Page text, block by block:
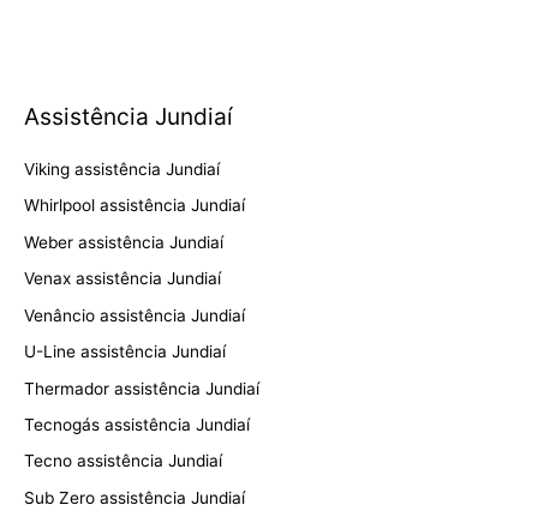
Assistência Jundiaí
Viking assistência Jundiaí
Whirlpool assistência Jundiaí
Weber assistência Jundiaí
Venax assistência Jundiaí
Venâncio assistência Jundiaí
U-Line assistência Jundiaí
Thermador assistência Jundiaí
Tecnogás assistência Jundiaí
Tecno assistência Jundiaí
Sub Zero assistência Jundiaí